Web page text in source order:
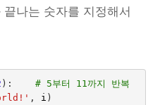
나는 숫자를 지정해서
):
# 5부터 11까지 반복
, i )